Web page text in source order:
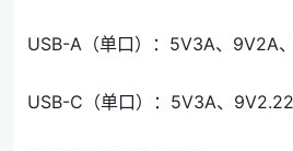
USB-A（单口）：5V3A、9V2A
USB-C（单口）：5V3A、